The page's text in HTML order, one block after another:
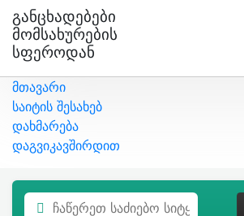
Განცხადებები
Მომსახურების
Სფეროდან
მთავარი
საიტის შესახებ
დახმარება
დაგვიკავშირდით